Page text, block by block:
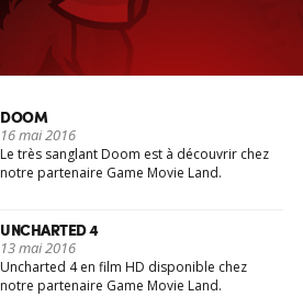
DOOM
16 mai 2016
Le très sanglant Doom est à découvrir chez
notre partenaire Game Movie Land.
UNCHARTED 4
13 mai 2016
Uncharted 4 en film HD disponible chez
notre partenaire Game Movie Land.